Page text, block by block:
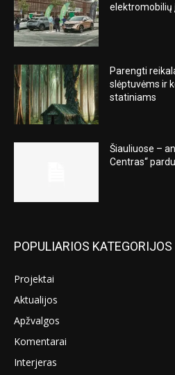
elektromobilių
Parengti
slėptuvėms ir
statiniams
Šiauliuose –
Centras“
POPULIARIOS KATEGORIJOS
Projektai
Aktualijos
Apžvalgos
Komentarai
Interjeras